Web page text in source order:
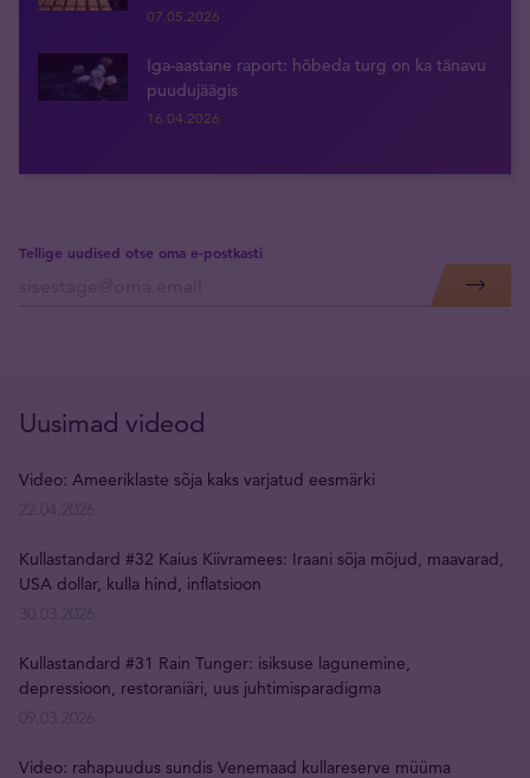
07.05.2026
Iga-aastane raport: hõbeda turg on ka tänavu
puudujäägis
16.04.2026
Tellige uudised otse oma e-postkasti
Uusimad videod
Video: Ameeriklaste sõja kaks varjatud eesmärki
Kullastandard #32 Kaius Kiivramees: Iraani sõja mõjud, maavarad,
USA dollar, kulla hind, inflatsioon
Kullastandard #31 Rain Tunger: isiksuse lagunemine,
depressioon, restoraniäri, uus juhtimisparadigma
Video: rahapuudus sundis Venemaad kullareserve müüma